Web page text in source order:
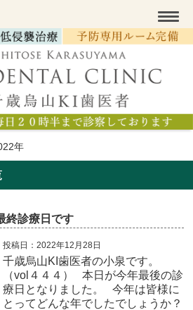
年
終診療日です
投稿日：2022年12月28日
千歳烏山KI歯医者の小泉です。
（vol４４４） 本日が今年最後の診
療日となりました。 今年は皆様に
とってどんな年でしたでしょうか？